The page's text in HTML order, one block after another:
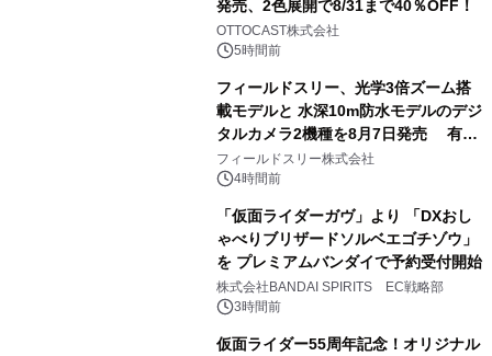
発売、2色展開で8/31まで40％OFF！
OTTOCAST株式会社
5時間前
フィールドスリー、光学3倍ズーム搭
載モデルと 水深10m防水モデルのデジ
タルカメラ2機種を8月7日発売 有効
約1300万画素、用途別に選べるコンデ
ジ新登場
フィールドスリー株式会社
4時間前
「仮面ライダーガヴ」より 「DXおし
ゃべりブリザードソルベエゴチゾウ」
を プレミアムバンダイで予約受付開始
株式会社BANDAI SPIRITS EC戦略部
3時間前
仮面ライダー55周年記念！オリジナル